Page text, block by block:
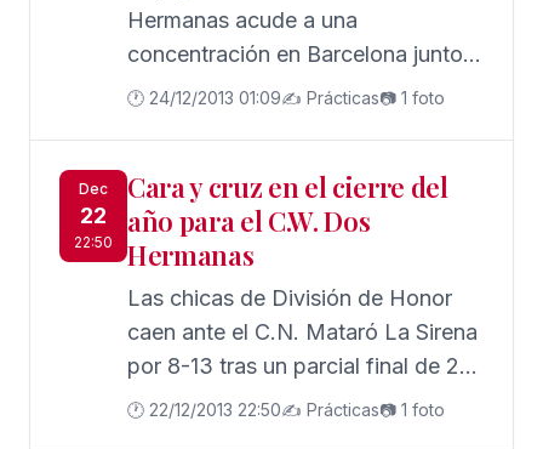
Hermanas acude a una
concentración en Barcelona junto
con el técnico nazareno Ruper
🕐 24/12/2013 01:09✍️ Prácticas📷 1 foto
Dec
22
22:50
Cara y cruz en el cierre del
año para el C.W. Dos
Hermanas
Las chicas de División de Honor
caen ante el C.N. Mataró La Sirena
por 8-13 tras un parcial final de 2-
6. La cara de la jornada la da el
🕐 22/12/2013 22:50✍️ Prácticas📷 1 foto